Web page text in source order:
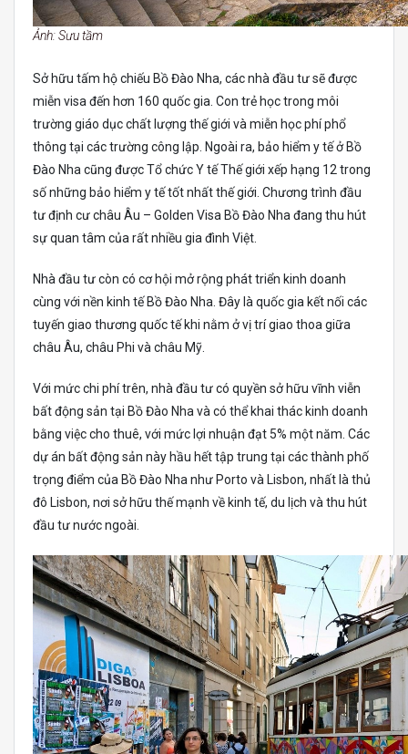
Ảnh: Sưu tầm
Sở hữu tấm hộ chiếu Bồ Đào Nha, các nhà đầu tư sẽ được
miễn visa đến hơn 160 quốc gia. Con trẻ học trong môi
trường giáo dục chất lượng thế giới và miễn học phí phổ
thông tại các trường công lập. Ngoài ra, bảo hiểm y tế ở Bồ
Đào Nha cũng được Tổ chức Y tế Thế giới xếp hạng 12 trong
số những bảo hiểm y tế tốt nhất thế giới. Chương trình đầu
tư định cư châu Âu – Golden Visa Bồ Đào Nha đang thu hút
sự quan tâm của rất nhiều gia đình Việt.
Nhà đầu tư còn có cơ hội mở rộng phát triển kinh doanh
cùng với nền kinh tế Bồ Đào Nha. Đây là quốc gia kết nối các
tuyến giao thương quốc tế khi nằm ở vị trí giao thoa giữa
châu Âu, châu Phi và châu Mỹ.
Với mức chi phí trên, nhà đầu tư có quyền sở hữu vĩnh viễn
bất động sản tại Bồ Đào Nha và có thể khai thác kinh doanh
bằng việc cho thuê, với mức lợi nhuận đạt 5% một năm. Các
dự án bất động sản này hầu hết tập trung tại các thành phố
trọng điểm của Bồ Đào Nha như Porto và Lisbon, nhất là thủ
đô Lisbon, nơi sở hữu thế mạnh về kinh tế, du lịch và thu hút
đầu tư nước ngoài.